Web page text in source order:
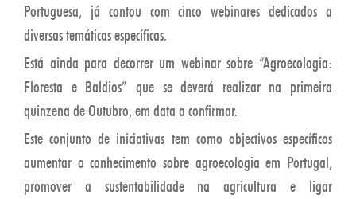
Portuguesa, já contou com cinco webinares dedicados a
diversas temáticas específicas.
Está ainda para decorrer um webinar sobre “Agroecologia:
Floresta e Baldios” que se deverá realizar na primeira
quinzena de Outubro, em data a confirmar.
Este conjunto de iniciativas tem como objectivos específicos
aumentar o conhecimento sobre agroecologia em Portugal,
promover a sustentabilidade na agricultura e ligar